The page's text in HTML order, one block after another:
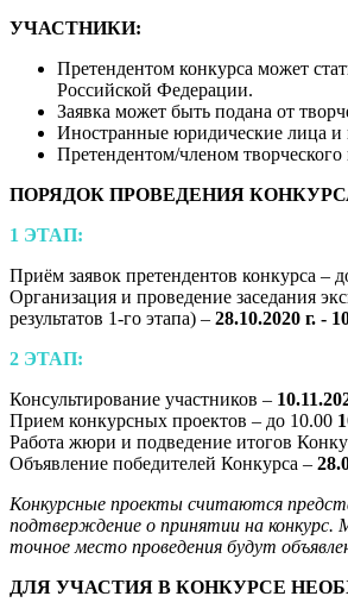
УЧАСТНИКИ:
Претендентом конкурса может
Российской Федерации.
Заявка может быть подана от
Иностранные юридические лица и
Претендентом/членом
ПОРЯДОК ПРОВЕДЕНИЯ
1 ЭТАП:
Приём заявок претендентов конкурса –
Организация и проведение заседания
результатов 1-го этапа) – 28.10.2020 г. -
2 ЭТАП:
Консультирование участников –
Прием конкурсных проектов – до 10.00
Работа жюри и подведение итогов
Объявление победителей Конкурса –
Конкурсные проекты считаются
подтверждение о принятии на конкурс.
точное место проведения будут
ДЛЯ УЧАСТИЯ В КОНКУРСЕ